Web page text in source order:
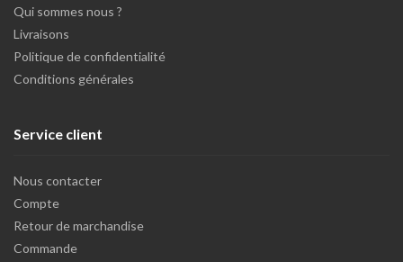
Qui sommes nous ?
Livraisons
Politique de confidentialité
Conditions générales
Service client
Nous contacter
Compte
Retour de marchandise
Commande